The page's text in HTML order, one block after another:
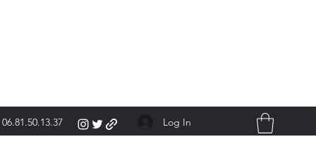
06.81.50.13.37 Log In